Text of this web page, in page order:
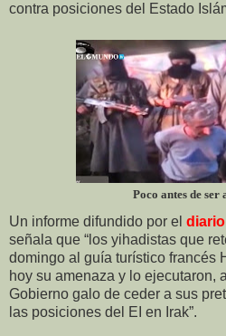
contra posiciones del Estado
Poco antes de ser
Un informe difundido por el
señala que “los yihadistas que
domingo al guía turístico francés
hoy su amenaza y lo ejecutaron,
Gobierno galo de ceder a sus
las posiciones del EI en Irak”.